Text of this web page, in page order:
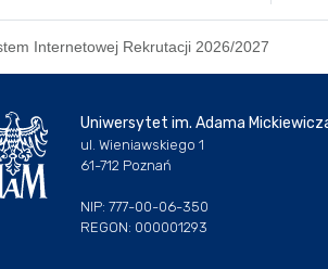
Internetowej Rekrutacji 2026/2027
Uniwersytet im. Adama
ul. Wieniawskiego 1
61-712 Poznań
NIP: 777-00-06-350
REGON: 000001293